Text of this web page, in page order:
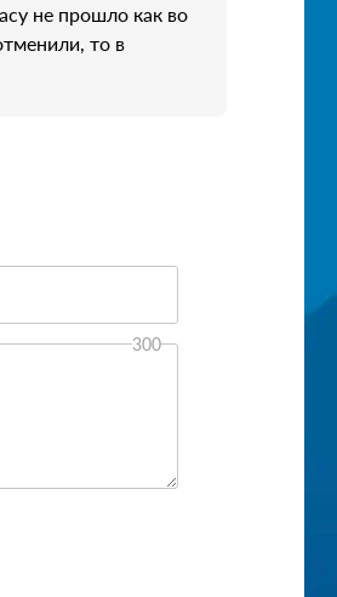
не прошло как во
то в
300